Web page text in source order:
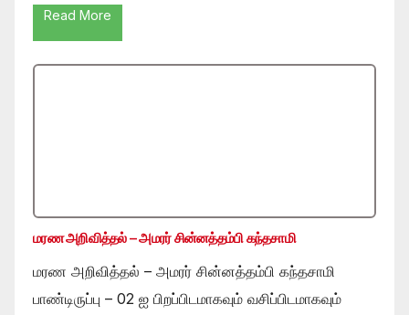
Read More
மரண அறிவித்தல் – அமரர் சின்னத்தம்பி கந்தசாமி
மரண அறிவித்தல் – அமரர் சின்னத்தம்பி கந்தசாமி
பாண்டிருப்பு – 02 ஐ பிறப்பிடமாகவும் வசிப்பிடமாகவும்